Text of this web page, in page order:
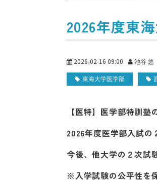
2026年度東
2026-02-16 09:00 池谷 悠
東海大学医学部
【医特】医学部特訓
2026年度医学部入試の
今後、他大学の２次試
※入学試験の公平性を